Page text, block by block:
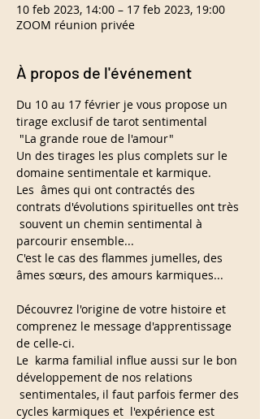
10 feb 2023, 14:00 – 17 feb 2023, 19:00
ZOOM réunion privée
À propos de l'événement
Du 10 au 17 février je vous propose un
tirage exclusif de tarot sentimental
"La grande roue de l'amour"
Un des tirages les plus complets sur le
domaine sentimentale et karmique.
Les  âmes qui ont contractés des
contrats d'évolutions spirituelles ont très
souvent un chemin sentimental à
parcourir ensemble...
C'est le cas des flammes jumelles, des
âmes sœurs, des amours karmiques...
Découvrez l'origine de votre histoire et
comprenez le message d'apprentissage
de celle-ci.
Le  karma familial influe aussi sur le bon
développement de nos relations
sentimentales, il faut parfois fermer des
cycles karmiques et  l'expérience est